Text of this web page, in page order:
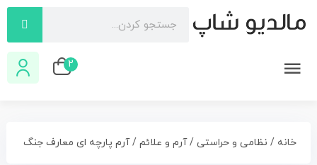
2
خانه / نظامی و حراستی/آرم و علائم/ آرم پارچه ای معارف جنگ